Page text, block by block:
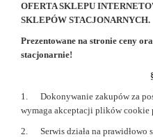
OFERTA SKLEPU
SKLEPÓW STACJONARNYCH.
Prezentowane na stronie ceny
stacjonarnie!
1. Dokonywanie zakupów za
wymaga akceptacji plików cookie
2. Serwis działa na prawidłowo